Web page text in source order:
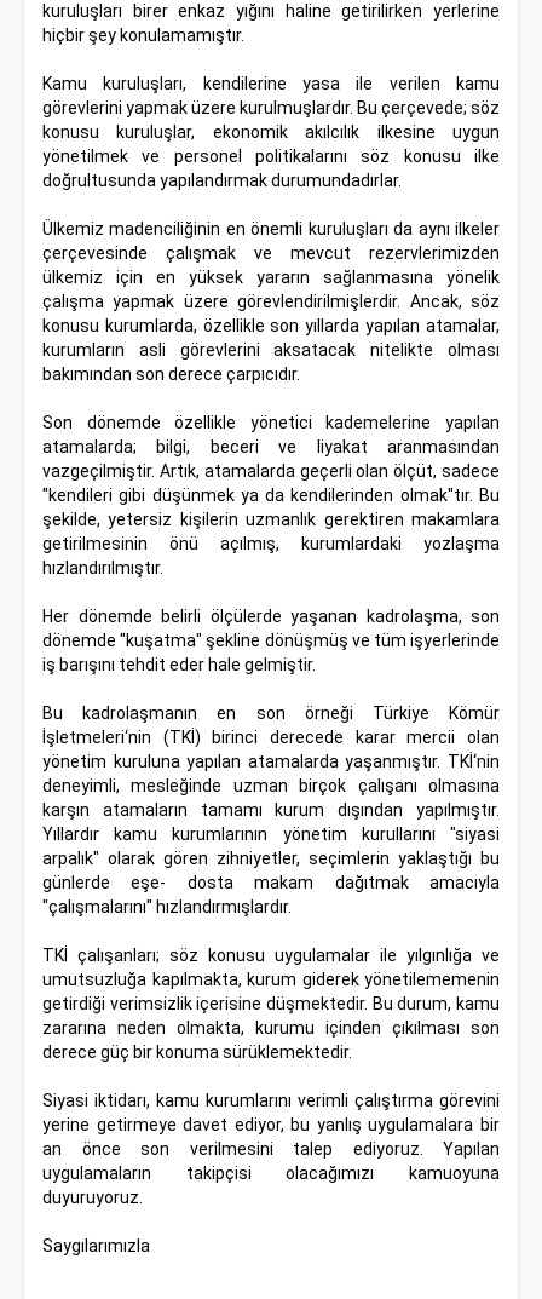
kuruluşları birer enkaz yığını haline getirilirken yerlerine
hiçbir şey konulamamıştır.
Kamu kuruluşları, kendilerine yasa ile verilen kamu
görevlerini yapmak üzere kurulmuşlardır. Bu çerçevede; söz
konusu kuruluşlar, ekonomik akılcılık ilkesine uygun
yönetilmek ve personel politikalarını söz konusu ilke
doğrultusunda yapılandırmak durumundadırlar.
Ülkemiz madenciliğinin en önemli kuruluşları da aynı ilkeler
çerçevesinde çalışmak ve mevcut rezervlerimizden
ülkemiz için en yüksek yararın sağlanmasına yönelik
çalışma yapmak üzere görevlendirilmişlerdir. Ancak, söz
konusu kurumlarda, özellikle son yıllarda yapılan atamalar,
kurumların asli görevlerini aksatacak nitelikte olması
bakımından son derece çarpıcıdır.
Son dönemde özellikle yönetici kademelerine yapılan
atamalarda; bilgi, beceri ve liyakat aranmasından
vazgeçilmiştir. Artık, atamalarda geçerli olan ölçüt, sadece
"kendileri gibi düşünmek ya da kendilerinden olmak"tır. Bu
şekilde, yetersiz kişilerin uzmanlık gerektiren makamlara
getirilmesinin önü açılmış, kurumlardaki yozlaşma
hızlandırılmıştır.
Her dönemde belirli ölçülerde yaşanan kadrolaşma, son
dönemde "kuşatma" şekline dönüşmüş ve tüm işyerlerinde
iş barışını tehdit eder hale gelmiştir.
Bu kadrolaşmanın en son örneği Türkiye Kömür
İşletmeleri‘nin (TKİ) birinci derecede karar mercii olan
yönetim kuruluna yapılan atamalarda yaşanmıştır. TKİ‘nin
deneyimli, mesleğinde uzman birçok çalışanı olmasına
karşın atamaların tamamı kurum dışından yapılmıştır.
Yıllardır kamu kurumlarının yönetim kurullarını "siyasi
arpalık" olarak gören zihniyetler, seçimlerin yaklaştığı bu
günlerde eşe- dosta makam dağıtmak amacıyla
"çalışmalarını" hızlandırmışlardır.
TKİ çalışanları; söz konusu uygulamalar ile yılgınlığa ve
umutsuzluğa kapılmakta, kurum giderek yönetilememenin
getirdiği verimsizlik içerisine düşmektedir. Bu durum, kamu
zararına neden olmakta, kurumu içinden çıkılması son
derece güç bir konuma sürüklemektedir.
Siyasi iktidarı, kamu kurumlarını verimli çalıştırma görevini
yerine getirmeye davet ediyor, bu yanlış uygulamalara bir
an önce son verilmesini talep ediyoruz. Yapılan
uygulamaların takipçisi olacağımızı kamuoyuna
duyuruyoruz.
Saygılarımızla